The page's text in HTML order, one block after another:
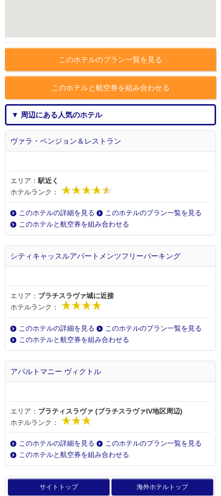
このホテルのプラン一覧を見る
このホテルと航空券を組み合わせる
▼ 周辺にある人気のホテル
ヴァラ・ペンジョン＆レストラン
エリア： 駅近く
ホテルランク：
このホテルの詳細を見る
このホテルのプラン一覧を見る
このホテルと航空券を組み合わせる
シティキャッスルアパートメンツフリーパーキング
エリア： ブラチスラヴァ城に近接
ホテルランク：
このホテルの詳細を見る
このホテルのプラン一覧を見る
このホテルと航空券を組み合わせる
アパルトマニー ヴィクトル
エリア： ブラティスラヴァ (ブラチスラヴァIV地区周辺)
ホテルランク：
このホテルの詳細を見る
このホテルのプラン一覧を見る
このホテルと航空券を組み合わせる
サイトトップ 海外ホテルトップ